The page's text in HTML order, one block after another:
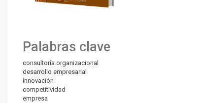
Palabras clave
consultoría organizacional
desarrollo empresarial
innovación
competitividad
empresa